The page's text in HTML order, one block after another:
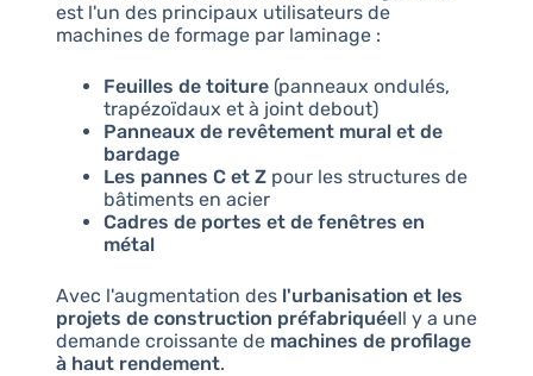
est l'un des principaux utilisateurs de
machines de formage par laminage :
Feuilles de toiture(panneaux ondulés,
trapézoïdaux et à joint debout)
Panneaux de revêtement mural et de
bardage
Les pannes C et Zpour les structures de
bâtiments en acier
Cadres de portes et de fenêtres en
métal
Avec l'augmentation des l'urbanisation et les
projets de construction préfabriquéeIl y a une
demande croissante de machines de profilage
à haut rendement.